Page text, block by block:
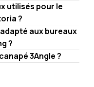
utilisés pour le
?
aux bureaux
?
3Angle ?